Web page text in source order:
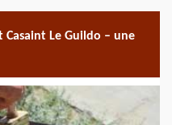
Le Guildo – une